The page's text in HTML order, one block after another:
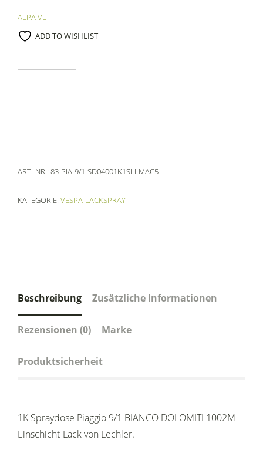
ALPA VL
ADD TO WISHLIST
ART.-NR.: 83-PIA-9/1-SD04001K1SLLMAC5
KATEGORIE: VESPA-LACKSPRAY
Beschreibung Zusätzliche Informationen
Rezensionen (0) Marke
Produktsicherheit
1K Spraydose Piaggio 9/1 BIANCO DOLOMITI 1002M
Einschicht-Lack von Lechler.